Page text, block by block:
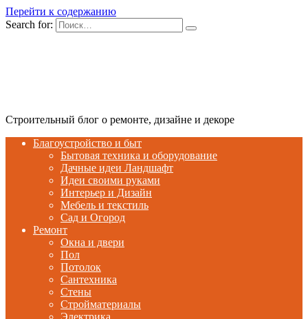
Перейти к содержанию
Search for:
Строительный блог о ремонте, дизайне и декоре
Благоустройство и быт
Бытовая техника и оборудование
Дачные идеи Ландшафт
Идеи своими руками
Интерьер и Дизайн
Мебель и текстиль
Сад и Огород
Ремонт
Окна и двери
Пол
Потолок
Сантехника
Стены
Стройматериалы
Электрика